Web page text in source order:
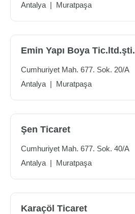
Antalya | Muratpaşa
Emin Yapı Boya Tic.ltd.şti.
Cumhuriyet Mah. 677. Sok. 20/A
Antalya | Muratpaşa
Şen Ticaret
Cumhuriyet Mah. 677. Sok. 40/A
Antalya | Muratpaşa
Karaçöl Ticaret